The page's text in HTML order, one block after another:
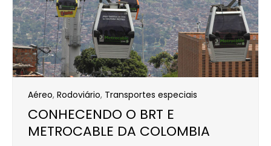
Aéreo, Rodoviário, Transportes especiais
CONHECENDO O BRT E
METROCABLE DA COLOMBIA